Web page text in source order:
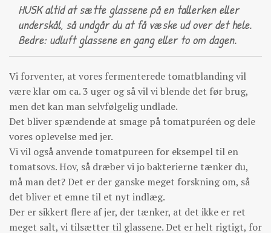
HUSK altid at sætte glassene på en tallerken eller
underskål, så undgår du at få væske ud over det hele.
Bedre: udluft glassene en gang eller to om dagen.
Vi forventer, at vores fermenterede tomatblanding vil
være klar om ca. 3 uger og så vil vi blende det før brug,
men det kan man selvfølgelig undlade.
Det bliver spændende at smage på tomatpuréen og dele
vores oplevelse med jer.
Vi vil også anvende tomatpureen for eksempel til en
tomatsovs. Hov, så dræber vi jo bakterierne tænker du,
må man det? Det er der ganske meget forskning om, så
det bliver et emne til et nyt indlæg.
Der er sikkert flere af jer, der tænker, at det ikke er ret
meget salt, vi tilsætter til glassene. Det er helt rigtigt, for